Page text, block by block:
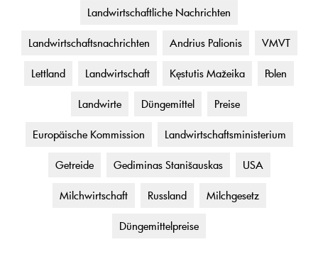
Landwirtschaftliche Nachrichten
Landwirtschaftsnachrichten Andrius Palionis VMVT
Lettland Landwirtschaft Kęstutis Mažeika Polen
Landwirte Düngemittel Preise
Europäische Kommission Landwirtschaftsministerium
Getreide Gediminas Stanišauskas USA
Milchwirtschaft Russland Milchgesetz
Düngemittelpreise